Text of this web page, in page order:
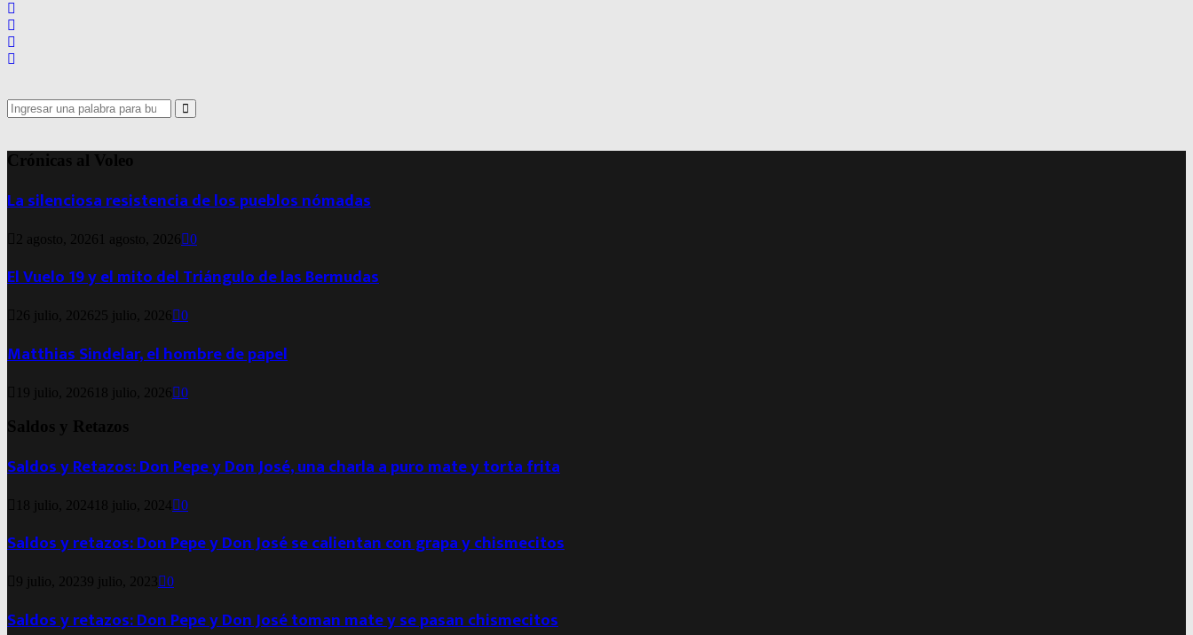
Search
for:
Search
Crónicas al Voleo
La silenciosa resistencia de los pueblos nómadas
2 agosto, 2026 1 agosto, 2026 0
El Vuelo 19 y el mito del Triángulo de las Bermudas
26 julio, 2026 25 julio, 2026 0
Matthias Sindelar, el hombre de papel
19 julio, 2026 18 julio, 2026 0
Saldos y Retazos
Saldos y Retazos: Don Pepe y Don José, una charla a puro mate y torta frita
18 julio, 2024 18 julio, 2024 0
Saldos y retazos: Don Pepe y Don José se calientan con grapa y chismecitos
9 julio, 20239 julio, 2023 0
Saldos y retazos: Don Pepe y Don José toman mate y se pasan chismecitos